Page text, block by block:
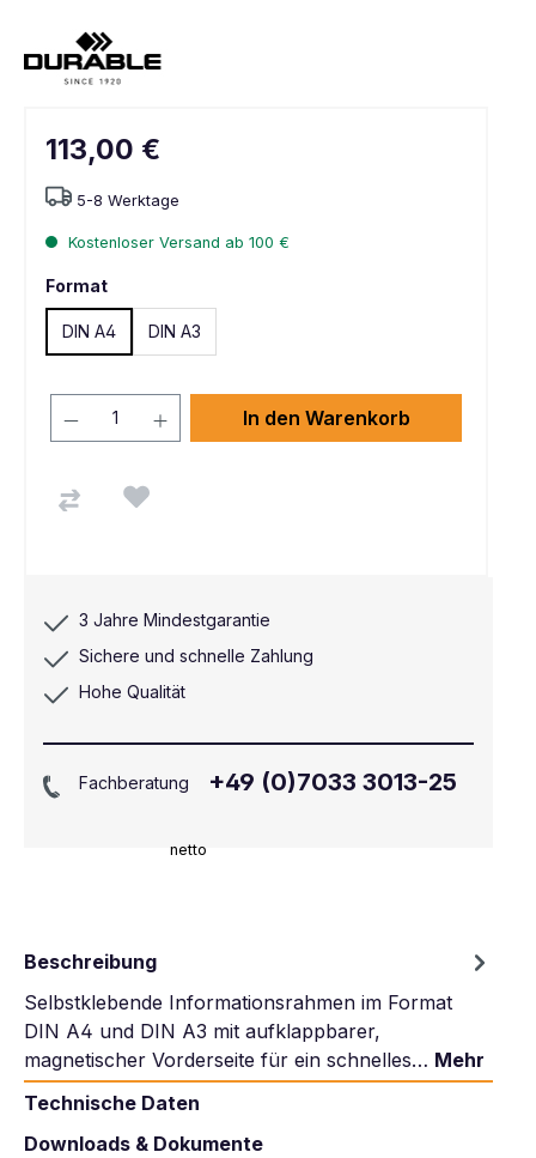
113,00 €
netto
5-8 Werktage
Kostenloser Versand ab 100 €
Format
DIN A4 DIN A3
In den Warenkorb
3 Jahre Mindestgarantie
Sichere und schnelle Zahlung
Hohe Qualität
Fachberatung +49 (0)7033 3013-25
Beschreibung
Selbstklebende Informationsrahmen im Format
DIN A4 und DIN A3 mit aufklappbarer,
magnetischer Vorderseite für ein schnelles… Mehr
Technische Daten
Downloads & Dokumente